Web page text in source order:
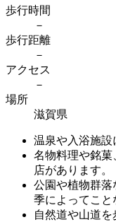
歩行時間
－
歩行距離
－
アクセス
－
場所
滋賀県
温泉や入浴施設
名物料理や銘菓
店があります。
公園や植物群
季によってこと
自然道や山道